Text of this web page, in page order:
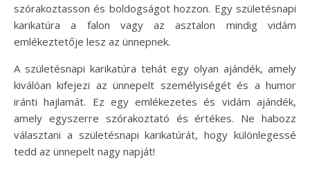
szórakoztasson és boldogságot hozzon. Egy születésnapi
karikatúra a falon vagy az asztalon mindig vidám
emlékeztetője lesz az ünnepnek.
A születésnapi karikatúra tehát egy olyan ajándék, amely
kiválóan kifejezi az ünnepelt személyiségét és a humor
iránti hajlamát. Ez egy emlékezetes és vidám ajándék,
amely egyszerre szórakoztató és értékes. Ne habozz
választani a születésnapi karikatúrát, hogy különlegessé
tedd az ünnepelt nagy napját!